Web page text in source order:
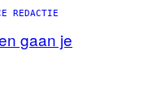
REDACTIE